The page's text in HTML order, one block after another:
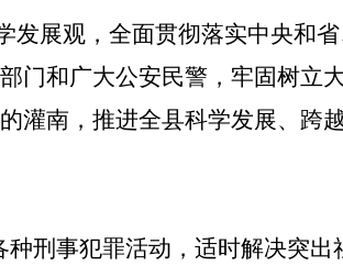
发展观，全面贯彻落实中央和
门和广大公安民警，牢固树立
灌南，推进全县科学发展、跨
刑事犯罪活动，适时解决突出